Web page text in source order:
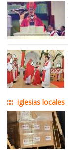
iglesias locales